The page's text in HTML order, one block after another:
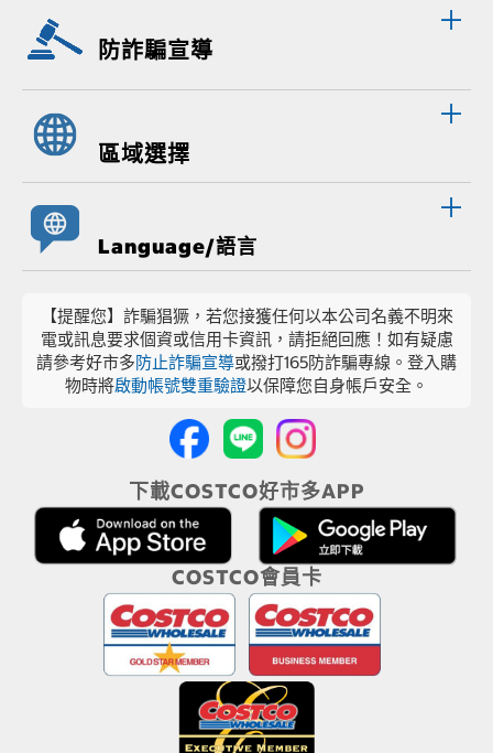
防詐騙宣導
區域選擇
Language/語言
【提醒您】詐騙猖獗，若您接獲任何以本公司名義不明來
電或訊息要求個資或信用卡資訊，請拒絕回應！如有疑慮
請參考好市多防止詐騙宣導或撥打165防詐騙專線。登入購
物時將啟動帳號雙重驗證以保障您自身帳戶安全。
下載COSTCO好市多APP
COSTCO會員卡